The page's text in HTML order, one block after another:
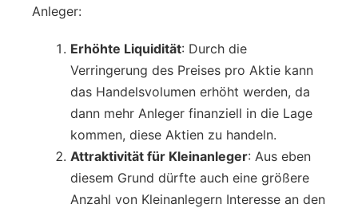
Anleger:
Erhöhte Liquidität: Durch die
Verringerung des Preises pro Aktie kann
das Handelsvolumen erhöht werden, da
dann mehr Anleger finanziell in die Lage
kommen, diese Aktien zu handeln.
Attraktivität für Kleinanleger: Aus eben
diesem Grund dürfte auch eine größere
Anzahl von Kleinanlegern Interesse an den